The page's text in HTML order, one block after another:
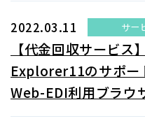
2022.03.11 サー
【代金回収サービ
Explorer11のサポー
Web-EDI利用ブラウ